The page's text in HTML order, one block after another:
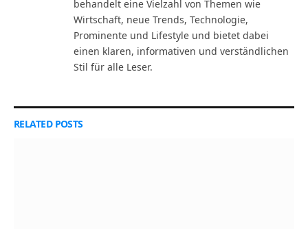
behandelt eine Vielzahl von Themen wie
Wirtschaft, neue Trends, Technologie,
Prominente und Lifestyle und bietet dabei
einen klaren, informativen und verständlichen
Stil für alle Leser.
RELATED POSTS